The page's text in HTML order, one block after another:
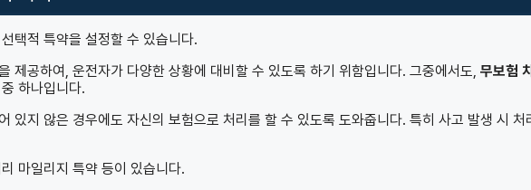
택적 특약을 설정할 수 있습니다.
제공하여, 운전자가 다양한 상황에 대비할 수 있도록 하기 위함입니다. 그중에서도, 무보험
하나입니다.
있지 않은 경우에도 자신의 보험으로 처리를 할 수 있도록 도와줍니다. 특히 사고 발생 시 처
마일리지 특약 등이 있습니다.